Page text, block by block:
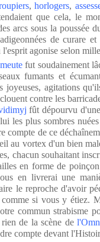
,horlogers,
que cela, le
arcs sous la poussée
de curare
agonise selon
fut soudainement
fumants et
joyeuses, agitations
contre les
fût dépourvu
les plus sombres
compte de ce
au vortex d'un bien
chacun souhaitant
en forme de
en livrerai une
le reproche d'avoir
si vous y étiez.
commun strabisme
de la scène de
compte devant